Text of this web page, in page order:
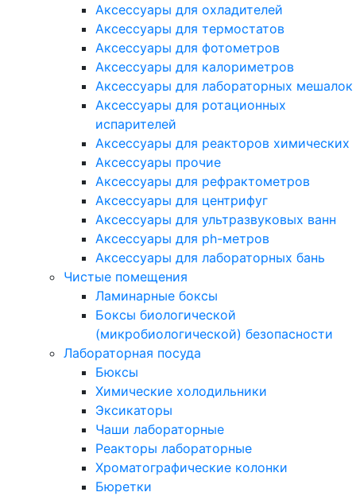
Аксессуары для охладителей
Аксессуары для термостатов
Аксессуары для фотометров
Аксессуары для калориметров
Аксессуары для лабораторных мешалок
Аксессуары для ротационных
испарителей
Аксессуары для реакторов химических
Аксессуары прочие
Аксессуары для рефрактометров
Аксессуары для центрифуг
Аксессуары для ультразвуковых ванн
Аксессуары для ph-метров
Аксессуары для лабораторных бань
Чистые помещения
Ламинарные боксы
Боксы биологической
(микробиологической) безопасности
Лабораторная посуда
Бюксы
Химические холодильники
Эксикаторы
Чаши лабораторные
Реакторы лабораторные
Хроматографические колонки
Бюретки